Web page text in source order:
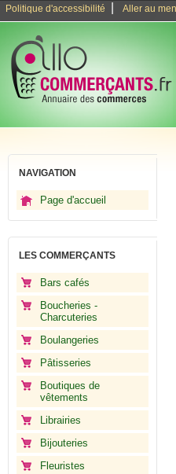
Politique d'accessibilité Aller au
NAVIGATION
Page d'accueil
LES COMMERÇANTS
Bars cafés
Boucheries -
Charcuteries
Boulangeries
Pâtisseries
Boutiques de
vêtements
Librairies
Bijouteries
Fleuristes